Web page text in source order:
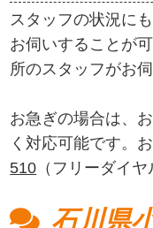
スタッフの状況に
お伺いすることが
所のスタッフがお
お急ぎの場合は、
く対応可能です。
510 （フリーダイ
石川県